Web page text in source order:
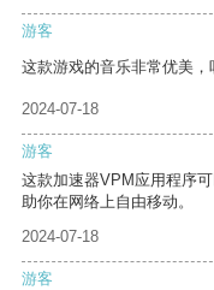
游客
这款游戏的音乐非常优美，
2024-07-18
游客
这款加速器VPM应用程序
助你在网络上自由移动。
2024-07-18
游客